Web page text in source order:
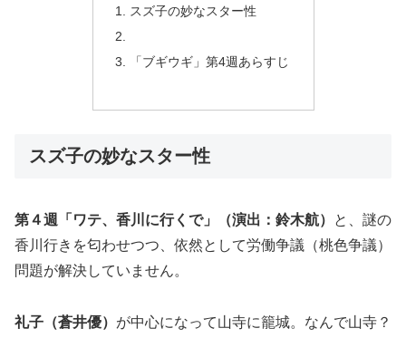
スズ子の妙なスター性
「ブギウギ」第4週あらすじ
スズ子の妙なスター性
第４週「ワテ、香川に行くで」（演出：鈴木航）
と、謎の
香川行きを匂わせつつ、依然として労働争議（桃色争議）
問題が解決していません。
礼子（蒼井優） が中心になって山寺に籠城。なんで山寺？